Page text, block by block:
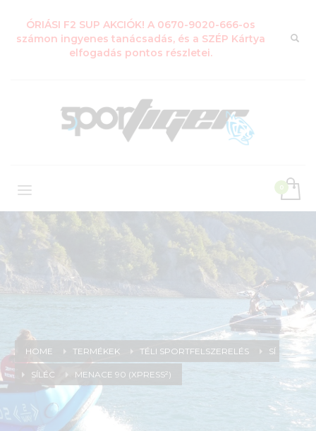
ÓRIÁSI F2 SUP AKCIÓK! A 0670-9020-666-os
számon ingyenes tanácsadás, és a SZÉP Kártya
elfogadás pontos részletei.
HOME TERMÉKEK TÉLI SPORTFELSZERELÉS SÍ
SÍLÉC MENACE 90 (XPRESS²)